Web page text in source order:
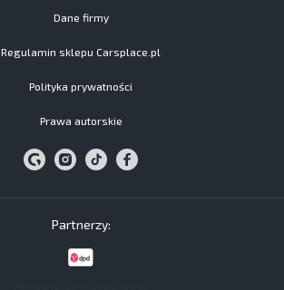
Dane firmy
Regulamin sklepu Carsplace.pl
Polityka prywatności
Prawa autorskie
Partnerzy: